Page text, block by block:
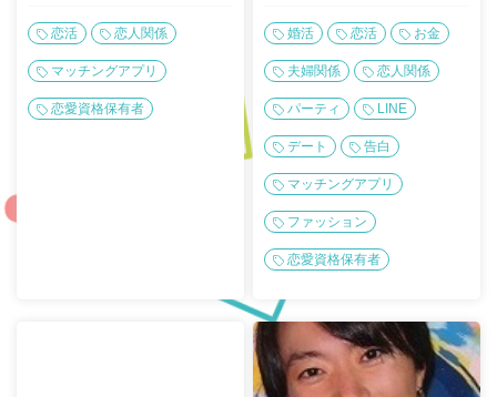
恋活 恋人関係
マッチングアプリ
恋愛資格保有者
婚活 恋活 お金
夫婦関係 恋人関係
パーティ LINE
デート 告白
マッチングアプリ
ファッション
恋愛資格保有者